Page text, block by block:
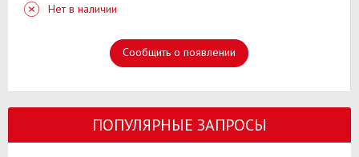
Нет в наличии
Сообщить о появлении
ПОПУЛЯРНЫЕ ЗАПРОСЫ